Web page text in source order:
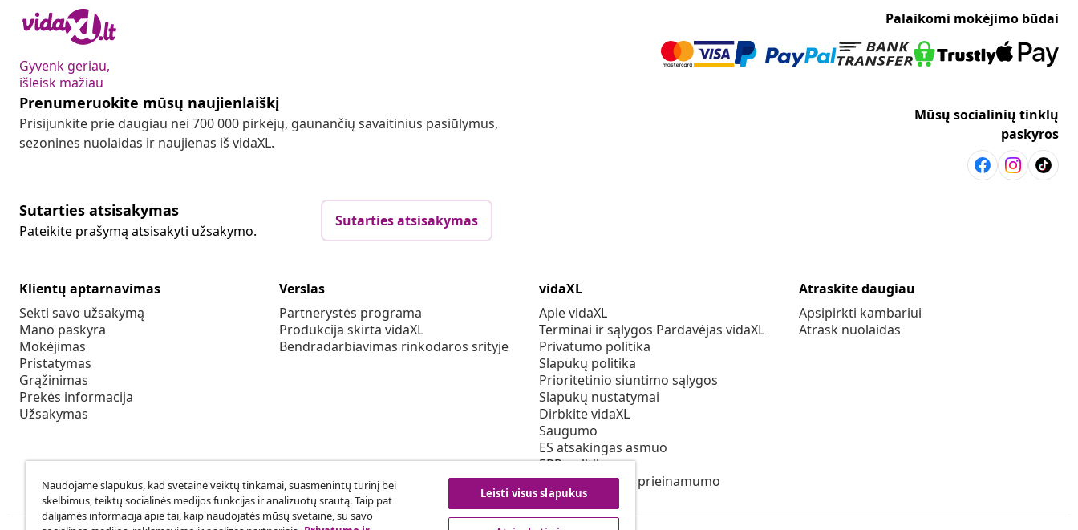
Gyvenk geriau,
išleisk mažiau
Palaikomi mokėjimo būdai
Prenumeruokite mūsų naujienlaiškį
Prisijunkite prie daugiau nei 700 000 pirkėjų, gaunančių savaitinius pasiūlymus,
sezonines nuolaidas ir naujienas iš vidaXL.
Mūsų socialinių tinklų
paskyros
Sutarties atsisakymas
Pateikite prašymą atsisakyti užsakymo.
Sutarties atsisakymas
Klientų aptarnavimas
Sekti savo užsakymą
Mano paskyra
Mokėjimas
Pristatymas
Grąžinimas
Prekės informacija
Užsakymas
Verslas
Partnerystės programa
Produkcija skirta vidaXL
Bendradarbiavimas rinkodaros srityje
vidaXL
Apie vidaXL
Terminai ir sąlygos Pardavėjas vidaXL
Privatumo politika
Slapukų politika
Prioritetinio siuntimo sąlygos
Slapukų nustatymai
Dirbkite vidaXL
Saugumo
ES atsakingas asmuo
EPR politiką
Pareiškimas dėl prieinamumo
Atraskite daugiau
Apsipirkti kambariui
Atrask nuolaidas
Naudojame slapukus, kad svetainė veiktų tinkamai, suasmenintų turinį bei
skelbimus, teiktų socialinės medijos funkcijas ir analizuotų srautą. Taip pat
dalijamės informacija apie tai, kaip naudojatės mūsų svetaine, su savo
Leisti visus slapukus